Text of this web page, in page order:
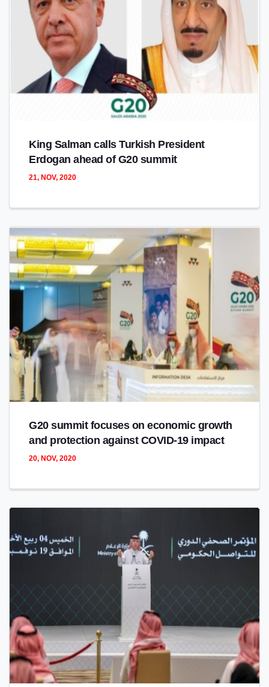
King Salman calls Turkish President
Erdogan ahead of G20 summit
21, NOV, 2020
G20 summit focuses on economic growth
and protection against COVID-19 impact
20, NOV, 2020